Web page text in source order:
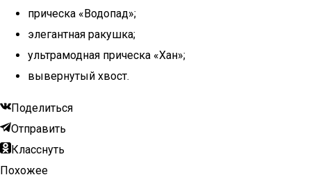
прическа «Водопад»;
элегантная ракушка;
ультрамодная прическа «Хан»;
вывернутый хвост.
Поделиться
Отправить
Класснуть
Похожее